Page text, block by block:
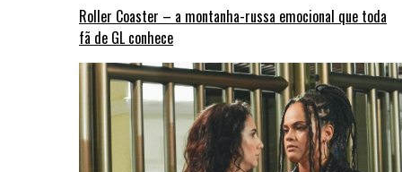
Roller Coaster – a montanha-russa emocional que toda
fã de GL conhece